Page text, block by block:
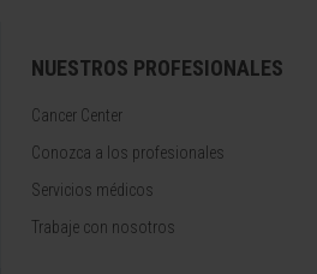
NUESTROS PROFESIONALES
Cancer Center
Conozca a los profesionales
Servicios médicos
Trabaje con nosotros